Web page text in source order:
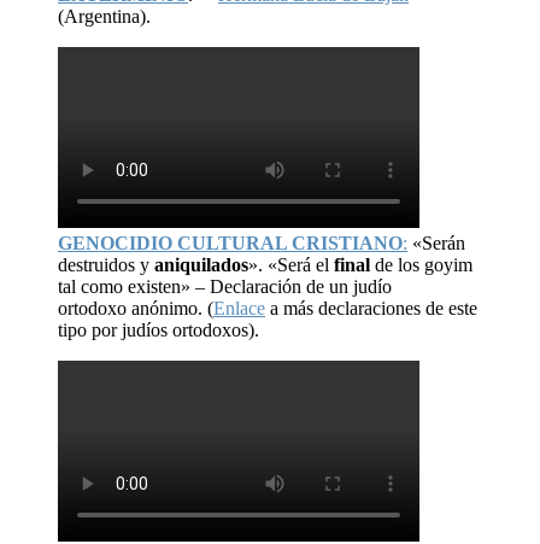
(Argentina).
GENOCIDIO CULTURAL CRISTIANO: «Serán
destruidos y aniquilados». «Será el final de los goyim
tal como existen» – Declaración de un judío
ortodoxo anónimo. (Enlace a más declaraciones de este
tipo por judíos ortodoxos).